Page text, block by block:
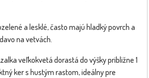
a lesklé, často majú hladký povrch a
na vetvách.
veľkokvetá dorastá do výšky približne 1
ker s hustým rastom, ideálny pre